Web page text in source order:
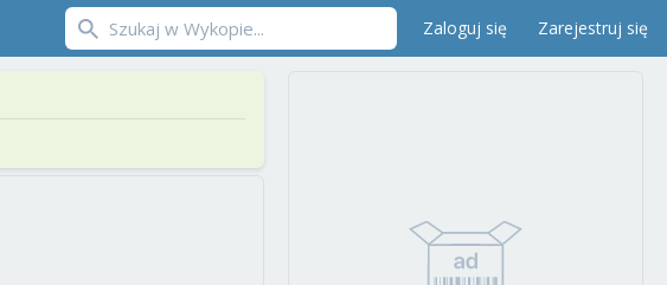
Zaloguj się Zarejestruj się